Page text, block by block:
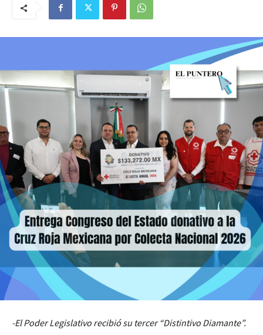
-El Poder Legislativo recibió su tercer “Distintivo Diamante”.